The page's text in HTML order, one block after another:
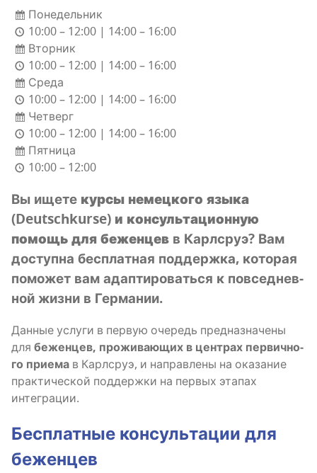
Понедельник
10:00 – 12:00 | 14:00 – 16:00
Вторник
10:00 – 12:00 | 14:00 – 16:00
Среда
10:00 – 12:00 | 14:00 – 16:00
Четверг
10:00 – 12:00 | 14:00 – 16:00
Пятница
10:00 – 12:00
Вы ище­те кур­сы немец­ко­го язы­ка
(Deutschkurse) и кон­суль­та­ци­он­ную
помощь для бежен­цев в Карлсруэ? Вам
доступ­на бес­плат­ная под­держ­ка, кото­рая
помо­жет вам адап­ти­ро­вать­ся к повсе­днев­
ной жиз­ни в Германии.
Дан­ные услу­ги в первую оче­редь пред­на­зна­че­ны
для бежен­цев, про­жи­ва­ю­щих в цен­трах пер­вич­но­
го при­е­ма в Карлсруэ, и направ­ле­ны на ока­за­ние
прак­ти­че­ской под­держ­ки на пер­вых эта­пах
интеграции.
Бес­плат­ные кон­суль­та­ции для
беженцев